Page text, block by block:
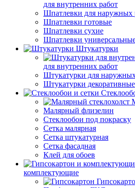
для внутренних работ
Шпатлевки для наружных
Шпатлевки готовые
Шпатлевки сухие
Шпатлевки
Штукатурки
для внутренних работ
Штукатурки для
Штукатурки декоративные
Малярный флизелин
Стеклообои под покраску
Сетка малярная
Сетка штукатурная
Сетка фасадная
Клей для обоев
комплектующие